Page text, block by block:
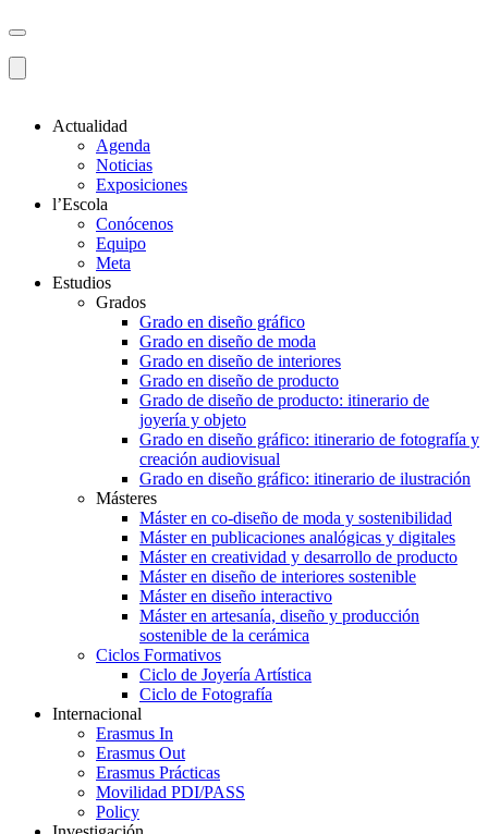
Actualidad
Agenda
Noticias
Exposiciones
l’Escola
Conócenos
Equipo
Meta
Estudios
Grados
Grado en diseño gráfico
Grado en diseño de moda
Grado en diseño de interiores
Grado en diseño de producto
Grado de diseño de producto: itinerario de
joyería y objeto
Grado en diseño gráfico: itinerario de fotografía y
creación audiovisual
Grado en diseño gráfico: itinerario de ilustración
Másteres
Máster en co-diseño de moda y sostenibilidad
Máster en publicaciones analógicas y digitales
Máster en creatividad y desarrollo de producto
Máster en diseño de interiores sostenible
Máster en diseño interactivo
Máster en artesanía, diseño y producción
sostenible de la cerámica
Ciclos Formativos
Ciclo de Joyería Artística
Ciclo de Fotografía
Internacional
Erasmus In
Erasmus Out
Erasmus Prácticas
Movilidad PDI/PASS
Policy